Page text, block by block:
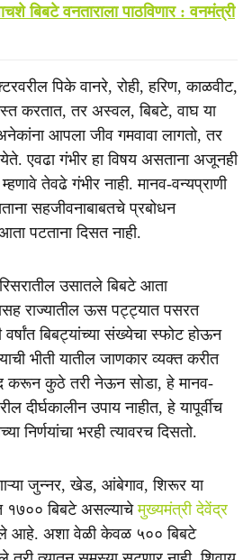
बिबटे वनताराला पाठविणार : वनमंत्री
पिके वानरे, रोही, हरिण, काळवीट,
करतात, तर अस्वल, बिबटे, वाघ या
आपला जीव गमवावा लागतो, तर
एवढा गंभीर हा विषय असताना अजूनही
तेवढे गंभीर नाही. मानव-वन्यप्राणी
सहजीवनाबाबतचे प्रबोधन
पटताना दिसत नाही.
उसातले बिबटे आता
राज्यातील ऊस पट्ट्यात पसरत
बिबट्यांच्या संख्येचा स्फोट होऊन
भीती यातील जाणकार व्यक्त करीत
करून कुठे तरी नेऊन सोडा, हे मानव-
दीर्घकालीन उपाय नाहीत, हे यापूर्वीच
निर्णयांचा भरही त्यावरच दिसतो.
जुन्नर, खेड, आंबेगाव, शिरूर या
१७०० बिबटे असल्याचेमुख्यमंत्री देवेंद्र
आहे. अशा वेळी केवळ ५०० बिबटे